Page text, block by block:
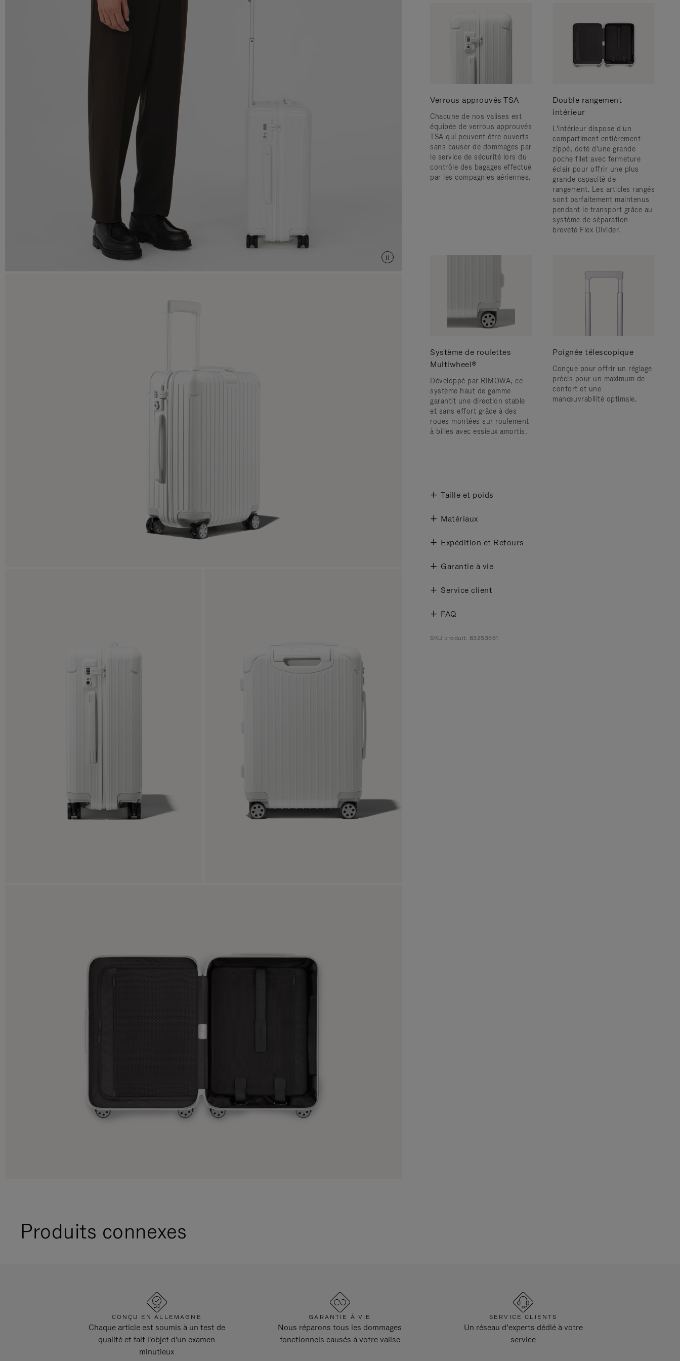
Verrous approuvés TSA
Chacune de nos valises est
équipée de verrous approuvés
TSA qui peuvent être ouverts
sans causer de dommages par
le service de sécurité lors du
contrôle des bagages effectué
par les compagnies aériennes.
Double rangement
intérieur
L'intérieur dispose d'un
compartiment entièrement
zippé, doté d'une grande
poche filet avec fermeture
éclair pour offrir une plus
grande capacité de
rangement. Les articles rangés
sont parfaitement maintenus
pendant le transport grâce au
système de séparation
breveté Flex Divider.
Système de roulettes
Multiwheel®
Développé par RIMOWA, ce
système haut de gamme
garantit une direction stable
et sans effort grâce à des
roues montées sur roulement
à billes avec essieux amortis.
Poignée télescopique
Conçue pour offrir un réglage
précis pour un maximum de
confort et une
manœuvrabilité optimale.
Taille et poids
Matériaux
Expédition et Retours
Garantie à vie
Service client
FAQ
SKU produit: 83253661
Produits connexes
CONÇU EN ALLEMAGNE
Chaque article est soumis à un test de
qualité et fait l'objet d'un examen
minutieux
GARANTIE À VIE
Nous réparons tous les dommages
fonctionnels causés à votre valise
SERVICE CLIENTS
Un réseau d’experts dédié à votre
service